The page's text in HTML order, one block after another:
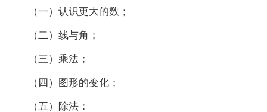
（一）认识更大的数；
（二）线与角；
（三）乘法；
（四）图形的变化；
（五）除法：